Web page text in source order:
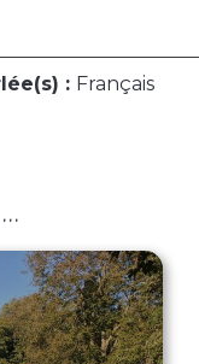
: Français